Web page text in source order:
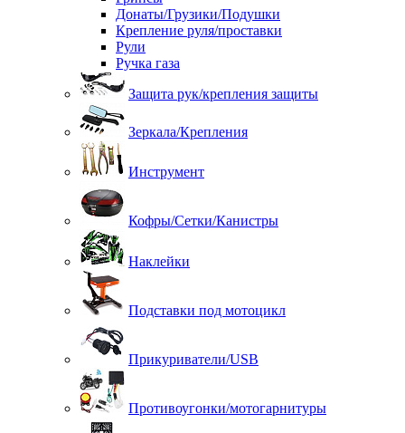
Донаты/Грузики/Подушки
Крепление руля/проставки
Рули
Ручка газа
Защита рук/крепления защиты
Зеркала/Крепления
Инструмент
Кофры/Сетки/Канистры
Наклейки
Подставки под мотоцикл
Прикуриватели/USB
Противоугонки/мотогарнитуры